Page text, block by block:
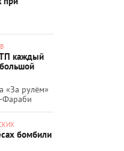
каждый
«За рулём»
Фараби
бомбили